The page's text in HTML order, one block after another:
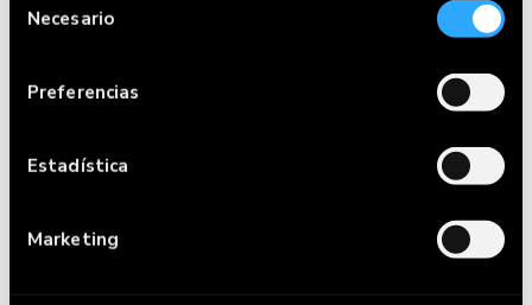
en el Menú de consentimiento.
Recopilar información sobre su ubicación
varios metros
específicas (huellas digitales)
deNecesario
Preferencias
Estadística
Marketing